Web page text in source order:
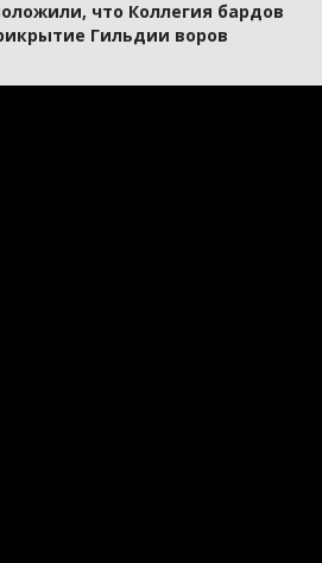
что Коллегия бардов
Гильдии воров